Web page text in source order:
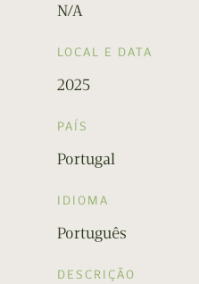
N/A
LOCAL E DATA
2025
PAÍS
Portugal
IDIOMA
Português
DESCRIÇÃO